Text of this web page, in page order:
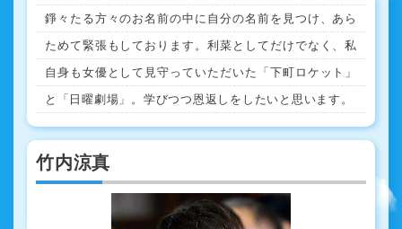
錚々たる方々のお名前の中に自分の名前を見つけ、あら
ためて緊張もしております。利菜としてだけでなく、私
自身も女優として見守っていただいた「下町ロケット」
と「日曜劇場」。学びつつ恩返しをしたいと思います。
竹内涼真